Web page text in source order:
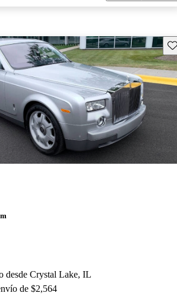
desde Crystal Lake, IL
de $2,564